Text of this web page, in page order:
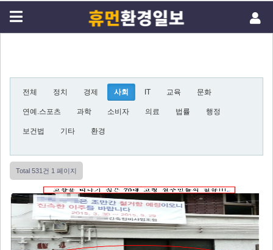
전체 정치 경제 사회 IT 교육 문화
연예.스포츠 과학 소비자 의료 법률 행정
보건법 기타 환경
Total 531건 1 페이지